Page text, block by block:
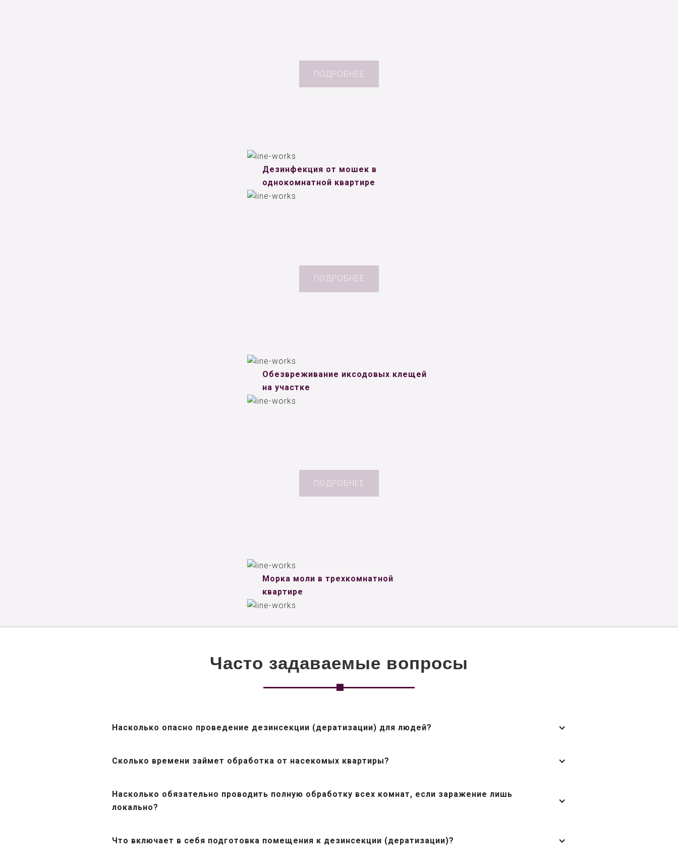
ПОДРОБНЕЕ
Дезинфекция от мошек в
однокомнатной квартире
ПОДРОБНЕЕ
Обезвреживание иксодовых клещей
на участке
ПОДРОБНЕЕ
Морка моли в трехкомнатной
квартире
Часто задаваемые вопросы
Насколько опасно проведение дезинсекции (дератизации) для людей?
Сколько времени займет обработка от насекомых квартиры?
Насколько обязательно проводить полную обработку всех комнат, если заражение лишь
локально?
Что включает в себя подготовка помещения к дезинсекции (дератизации)?